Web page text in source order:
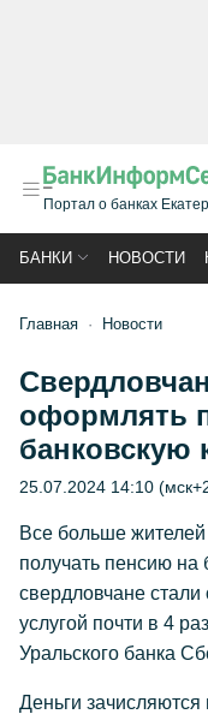
Портал о банках
БАНКИ НОВОСТИ
Главная Новости
оформлять
банковскую
25.07.2024 14:10
Все больше
получать пенсию на
свердловчане
услугой почти в 4
Уральского банка
Деньги зачисляются